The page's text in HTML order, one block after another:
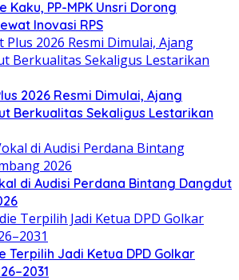
PP-MPK Unsri Dorong
Inovasi RPS
2026 Resmi Dimulai, Ajang
Berkualitas Sekaligus Lestarikan
di Audisi Perdana Bintang Dangdut
Terpilih Jadi Ketua DPD Golkar